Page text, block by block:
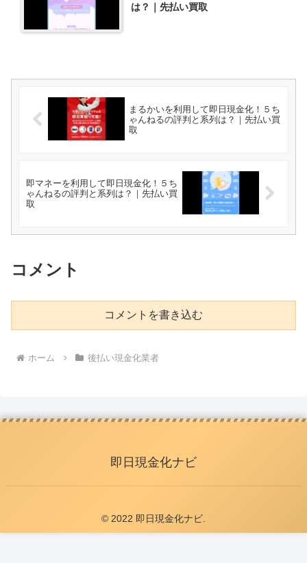
は？｜先払い買取
まるかいを利用して即日現金化！５ち
ゃんねるの評判と系列は？｜先払い買
取
即マネーを利用して即日現金化！５ち
ゃんねるの評判と系列は？｜先払い買
取
コメント
コメントを書き込む
ホーム 後払い現金化業者
即日現金化ナビ
© 2022 即日現金化ナビ.